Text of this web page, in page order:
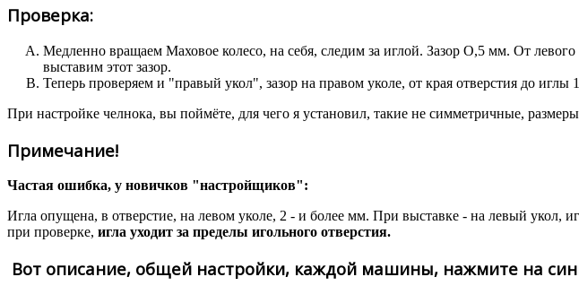
Проверка:
Медленно вращаем Маховое колесо, на себя, следим за иглой. Зазор О,5 мм. От
выставим этот зазор.
Теперь проверяем и "правый укол", зазор на правом уколе, от края отверстия до иглы
При настройке челнока, вы поймёте, для чего я установил, такие не симметричные,
Примечание!
Частая ошибка, у новичков "настройщиков":
Игла опущена, в отверстие, на левом уколе, 2 - и более мм. При выставке - на левый укол,
при проверке, игла уходит за пределы игольного отверстия.
Вот описание, общей настройки, каждой машины, нажмите на